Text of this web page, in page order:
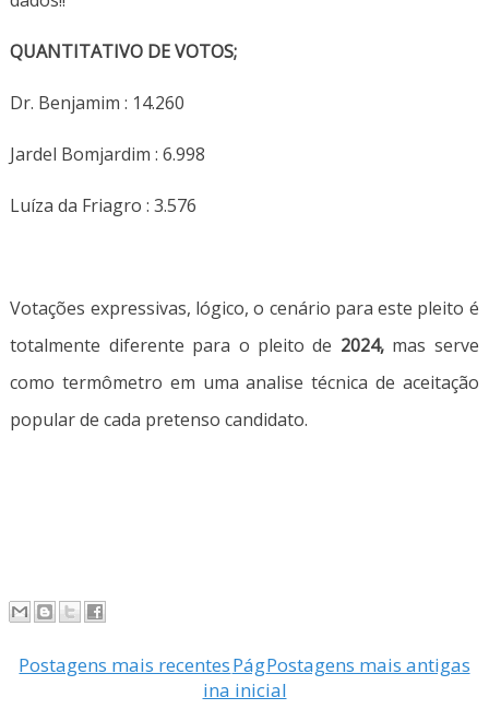
QUANTITATIVO DE VOTOS;
Dr. Benjamim : 14.260
Jardel Bomjardim : 6.998
Luíza da Friagro : 3.576
Votações expressivas, lógico, o cenário para este pleito é
totalmente diferente para o pleito de 2024,mas serve
como termômetro em uma analise técnica de aceitação
popular de cada pretenso candidato.
Postagens mais recentes Postagens mais antigas
Pág
ina inicial